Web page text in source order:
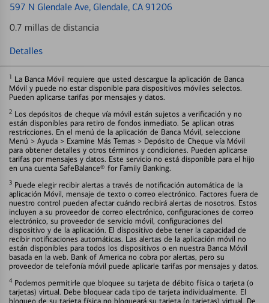
597 N Glendale Ave, Glendale, CA 91206
0.7 millas de distancia
Detalles
1 La Banca Móvil requiere que usted descargue la aplicación de Banca
Móvil y puede no estar disponible para dispositivos móviles selectos.
Pueden aplicarse tarifas por mensajes y datos.
2 Los depósitos de cheque vía móvil están sujetos a verificación y no
están disponibles para retiro de fondos inmediato. Se aplican otras
restricciones. En el menú de la aplicación de Banca Móvil, seleccione
Menú > Ayuda > Examine Más Temas > Depósito de Cheque vía Móvil
para obtener detalles y otros términos y condiciones. Pueden aplicarse
tarifas por mensajes y datos. Este servicio no está disponible para el hijo
en una cuenta SafeBalance® for Family Banking.
3 Puede elegir recibir alertas a través de notificación automática de la
aplicación Móvil, mensaje de texto o correo electrónico. Factores fuera de
nuestro control pueden afectar cuándo recibirá alertas de nosotros. Estos
incluyen a su proveedor de correo electrónico, configuraciones de correo
electrónico, su proveedor de servicio móvil, configuraciones del
dispositivo y de la aplicación. El dispositivo debe tener la capacidad de
recibir notificaciones automáticas. Las alertas de la aplicación móvil no
están disponibles para todos los dispositivos o en nuestra Banca Móvil
basada en la web. Bank of America no cobra por alertas, pero su
proveedor de telefonía móvil puede aplicarle tarifas por mensajes y datos.
4 Podemos permitirle que bloquee su tarjeta de débito física o tarjeta (o
tarjetas) virtual. Debe bloquear cada tipo de tarjeta individualmente. El
bloqueo de su tarjeta física no bloqueará su tarjeta (o tarjetas) virtual. De